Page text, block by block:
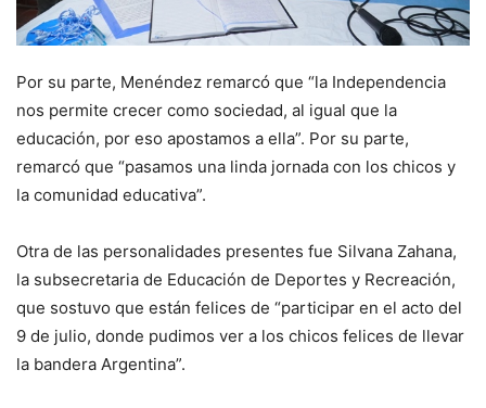
Por su parte, Menéndez remarcó que “la Independencia
nos permite crecer como sociedad, al igual que la
educación, por eso apostamos a ella”. Por su parte,
remarcó que “pasamos una linda jornada con los chicos y
la comunidad educativa”.
Otra de las personalidades presentes fue Silvana Zahana,
la subsecretaria de Educación de Deportes y Recreación,
que sostuvo que están felices de “participar en el acto del
9 de julio, donde pudimos ver a los chicos felices de llevar
la bandera Argentina”.